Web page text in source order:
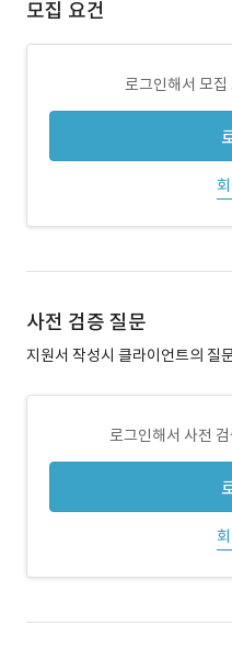
모집 요건
로그인해서 모
사전 검증 질문
지원서 작성시 클라이언트의 질
로그인해서 사전